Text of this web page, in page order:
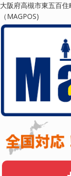
大阪府高槻市東五百
（MAGPOS)